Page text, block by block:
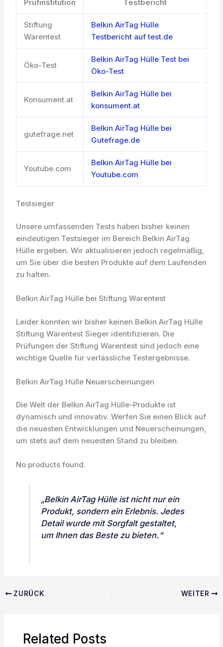
Prüfinstitution Testbericht
Stiftung
Warentest
Belkin AirTag Hülle
Testbericht auf test.de
Öko-Test
Belkin AirTag Hülle Test bei
Öko-Test
Konsument.at
Belkin AirTag Hülle bei
konsument.at
gutefrage.net
Belkin AirTag Hülle bei
Gutefrage.de
Youtube.com
Belkin AirTag Hülle bei
Youtube.com
Testsieger
Unsere umfassenden Tests haben bisher keinen
eindeutigen Testsieger im Bereich Belkin AirTag
Hülle ergeben. Wir aktualisieren jedoch regelmäßig,
um Sie über die besten Produkte auf dem Laufenden
zu halten.
Belkin AirTag Hülle bei Stiftung Warentest
Leider konnten wir bisher keinen Belkin AirTag Hülle
Stiftung Warentest Sieger identifizieren. Die
Prüfungen der Stiftung Warentest sind jedoch eine
wichtige Quelle für verlässliche Testergebnisse.
Belkin AirTag Hülle Neuerscheinungen
Die Welt der Belkin AirTag Hülle-Produkte ist
dynamisch und innovativ. Werfen Sie einen Blick auf
die neuesten Entwicklungen und Neuerscheinungen,
um stets auf dem neuesten Stand zu bleiben.
No products found.
„Belkin AirTag Hülle ist nicht nur ein
Produkt, sondern ein Erlebnis. Jedes
Detail wurde mit Sorgfalt gestaltet,
um Ihnen das Beste zu bieten.“
ZURÜCK WEITER
Related Posts